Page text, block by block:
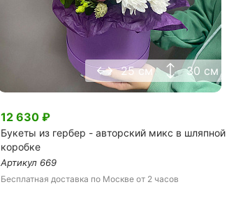
25 см 30 см
12 630 ₽
Букеты из гербер - авторский микс в шляпной
коробке
Артикул 669
Бесплатная доставка по Москве от 2 часов